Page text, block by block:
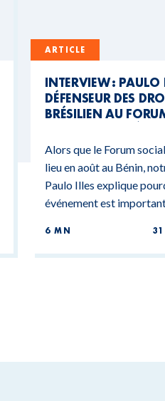
ARTICLE
INTERVIEW : PAULO
DÉFENSEUR DES
BRÉSILIEN AU
Alors que le Forum
lieu en août au Bénin,
Paulo Illes explique
événement est
6 MN